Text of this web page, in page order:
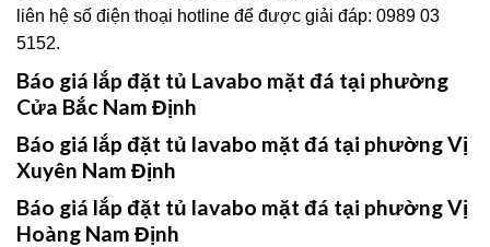
liên hệ số điện thoại hotline để được giải đáp: 0989 03
5152.
Báo giá lắp đặt tủ Lavabo mặt đá tại phường
Cửa Bắc Nam Định
Báo giá lắp đặt tủ lavabo mặt đá tại phường Vị
Xuyên Nam Định
Báo giá lắp đặt tủ lavabo mặt đá tại phường Vị
Hoàng Nam Định